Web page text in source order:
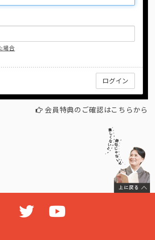
場合
会員特典のご確認はこちらから